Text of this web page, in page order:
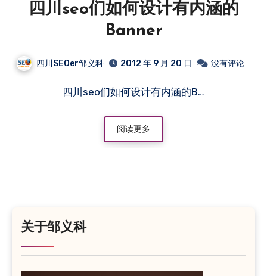
四川seo们如何设计有内涵的
Banner
四川SEOer邹义科 2012 年 9 月 20 日 没有评论
四川seo们如何设计有内涵的B…
阅读更多
关于邹义科